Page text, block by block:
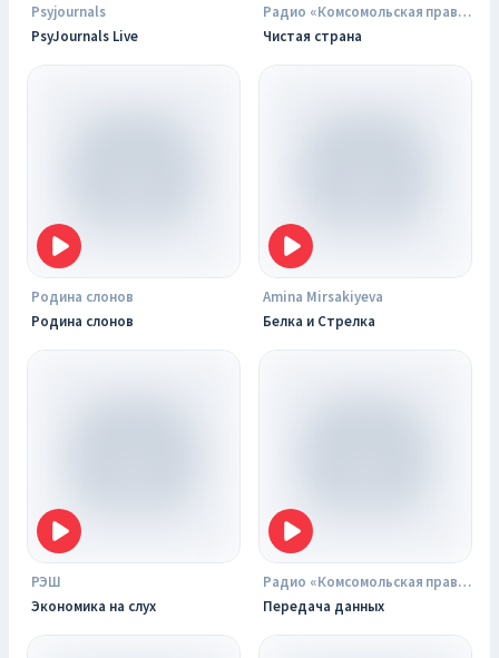
Psyjournals
PsyJournals Live
Радио «Комсомольская правда»
Чистая страна
Родина слонов
Родина слонов
Amina Mirsakiyeva
Белка и Стрелка
РЭШ
Экономика на слух
Радио «Комсомольская правда»
Передача данных